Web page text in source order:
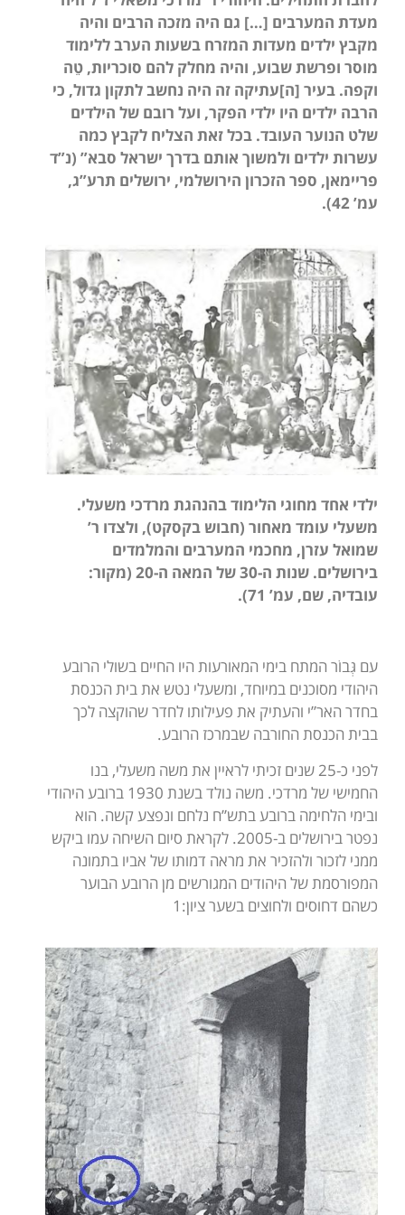
מעדת המערבים […] גם היה מזכה הרבים והיה
מקבץ ילדים מעדות המזרח בשעות הערב ללימוד
מוסר ופרשת שבוע, והיה מחלק להם סוכריות, טֵה
וקפה. בעיר [ה]עתיקה זה היה נחשב לתקון גדול, כי
הרבה ילדים היו ילדי הפקר, ועל רובם של הילדים
שלט הנוער העובד. בכל זאת הצליח לקבץ כמה
עשרות ילדים ולמשוך אותם בדרך ישראל סבא” (נ”ד
פריימאן, ספר הזכרון הירושלמי, ירושלים תרע”ג,
עמ’ 42).
ילדי אחד מחוגי הלימוד בהנהגת מרדכי משעלי.
משעלי עומד מאחור (חבוש בקסקט), ולצדו ר’
שמואל עזרן, מחכמי המערבים והמלמדים
בירושלים. שנות ה-30 של המאה ה-20 (מקור:
עובדיה, שם, עמ’ 71).
עם גְּבוֹר המתח בימי המאורעות היו החיים בשולי הרובע
היהודי מסוכנים במיוחד, ומשעלי נטש את בית הכנסת
בחדר האר”י והעתיק את פעילותו לחדר שהוקצה לכך
בבית הכנסת החורבה שבמרכז הרובע.
לפני כ-25 שנים זכיתי לראיין את משה משעלי, בנו
החמישי של מרדכי. משה נולד בשנת 1930 ברובע היהודי
ובימי הלחימה ברובע בתש”ח נלחם ונפצע קשה. הוא
נפטר בירושלים ב-2005. לקראת סיום השיחה עמו ביקש
ממני לזכור ולהזכיר את מראה דמותו של אביו בתמונה
המפורסמת של היהודים המגורשים מן הרובע הבוער
כשהם דחוסים ולחוצים בשער ציון:1